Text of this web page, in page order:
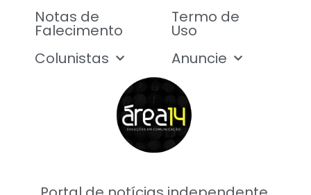
Notas de
Falecimento
Colunistas
Termo de
Uso
Anuncie